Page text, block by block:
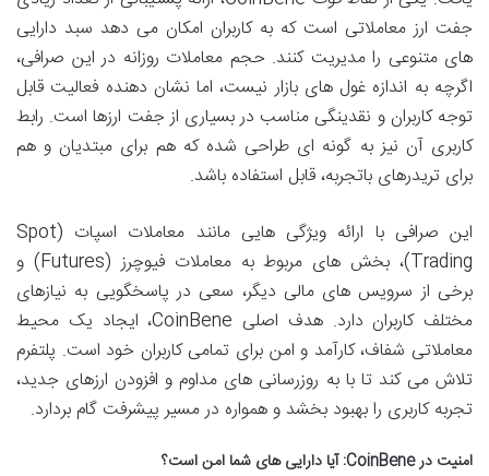
جفت ارز معاملاتی است که به کاربران امکان می دهد سبد دارایی
های متنوعی را مدیریت کنند. حجم معاملات روزانه در این صرافی،
اگرچه به اندازه غول های بازار نیست، اما نشان دهنده فعالیت قابل
توجه کاربران و نقدینگی مناسب در بسیاری از جفت ارزها است. رابط
کاربری آن نیز به گونه ای طراحی شده که هم برای مبتدیان و هم
برای تریدرهای باتجربه، قابل استفاده باشد.
این صرافی با ارائه ویژگی هایی مانند معاملات اسپات (Spot
Trading)، بخش های مربوط به معاملات فیوچرز (Futures) و
برخی از سرویس های مالی دیگر، سعی در پاسخگویی به نیازهای
مختلف کاربران دارد. هدف اصلی CoinBene، ایجاد یک محیط
معاملاتی شفاف، کارآمد و امن برای تمامی کاربران خود است. پلتفرم
تلاش می کند تا با به روزرسانی های مداوم و افزودن ارزهای جدید،
تجربه کاربری را بهبود بخشد و همواره در مسیر پیشرفت گام بردارد.
امنیت در CoinBene: آیا دارایی های شما امن است؟